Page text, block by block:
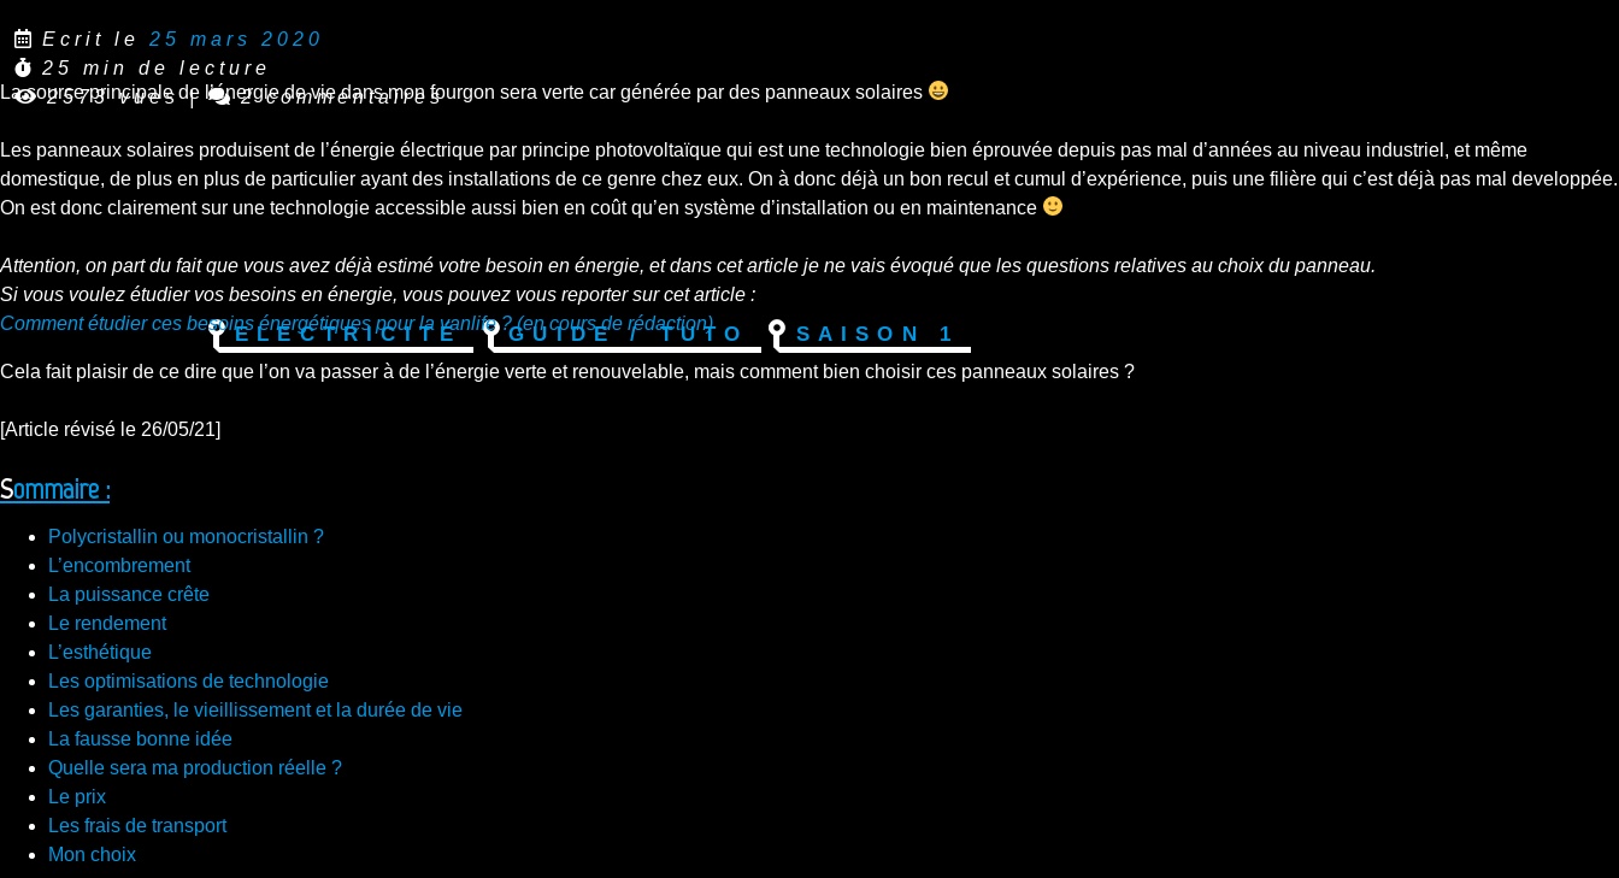
Electricité Guide / Tuto Saison 1
Ecrit le 25 mars 2020
25 min de lecture
2573 vues | 2 commentaires
La source principale de l’énergie de vie dans mon fourgon sera verte car générée par des panneaux solaires
Les panneaux solaires produisent de l’énergie électrique par principe photovoltaïque qui est une technologie bien éprouvée depuis pas mal d’années au niveau industriel, et même
domestique, de plus en plus de particulier ayant des installations de ce genre chez eux. On à donc déjà un bon recul et cumul d’expérience, puis une filière qui c’est déjà pas mal developpée.
On est donc clairement sur une technologie accessible aussi bien en coût qu’en système d’installation ou en maintenance
Attention, on part du fait que vous avez déjà estimé votre besoin en énergie, et dans cet article je ne vais évoqué que les questions relatives au choix du panneau.
Si vous voulez étudier vos besoins en énergie, vous pouvez vous reporter sur cet article :
Comment étudier ces besoins énergétiques pour la vanlife ? (en cours de rédaction)
Cela fait plaisir de ce dire que l’on va passer à de l’énergie verte et renouvelable, mais comment bien choisir ces panneaux solaires ?
[Article révisé le 26/05/21]
Sommaire :
Polycristallin ou monocristallin ?
L’encombrement
La puissance crête
Le rendement
L’esthétique
Les optimisations de technologie
Les garanties, le vieillissement et la durée de vie
La fausse bonne idée
Quelle sera ma production réelle ?
Le prix
Les frais de transport
Mon choix